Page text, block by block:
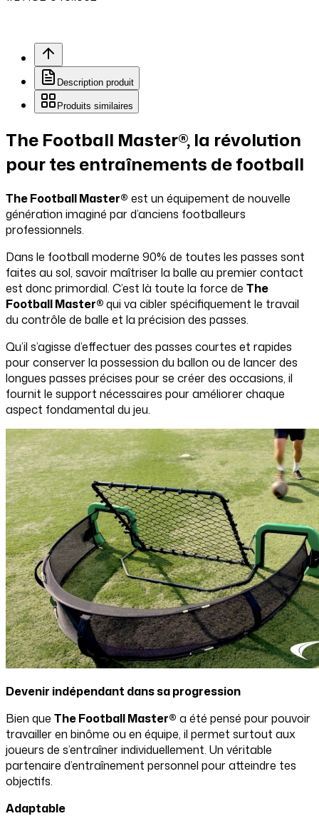
Description produit
Produits similaires
The Football Master®, la révolution
pour tes entraînements de football
The Football Master® est un équipement de nouvelle
génération imaginé par d’anciens footballeurs
professionnels.
Dans le football moderne 90% de toutes les passes sont
faites au sol, savoir maîtriser la balle au premier contact
est donc primordial. C’est là toute la force de The
Football Master®qui va cibler spécifiquement le travail
du contrôle de balle et la précision des passes.
Qu’il s’agisse d’effectuer des passes courtes et rapides
pour conserver la possession du ballon ou de lancer des
longues passes précises pour se créer des occasions, il
fournit le support nécessaires pour améliorer chaque
aspect fondamental du jeu.
Devenir indépendant dans sa progression
Bien que The Football Master® a été pensé pour pouvoir
travailler en binôme ou en équipe, il permet surtout aux
joueurs de s’entraîner individuellement. Un véritable
partenaire d’entraînement personnel pour atteindre tes
objectifs.
Adaptable